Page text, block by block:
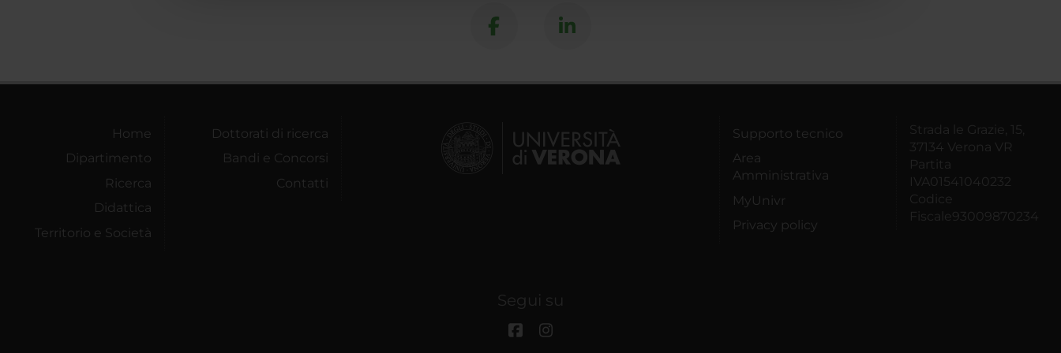
Home
Dipartimento
Ricerca
Didattica
Territorio e Società
Dottorati di ricerca
Bandi e Concorsi
Contatti
Supporto tecnico
Area
Amministrativa
MyUnivr
Privacy policy
Strada le Grazie, 15,
37134 Verona VR
Partita
IVA01541040232
Codice
Fiscale93009870234
Segui su